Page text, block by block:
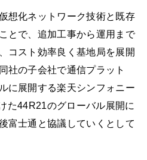
想化ネットワーク技術と既存
とで、追加工事から運用まで
コスト効率良く基地局を展開
社の子会社で通信プラット
に展開する楽天シンフォニー
た44R21のグローバル展開に
富士通と協議していくとして